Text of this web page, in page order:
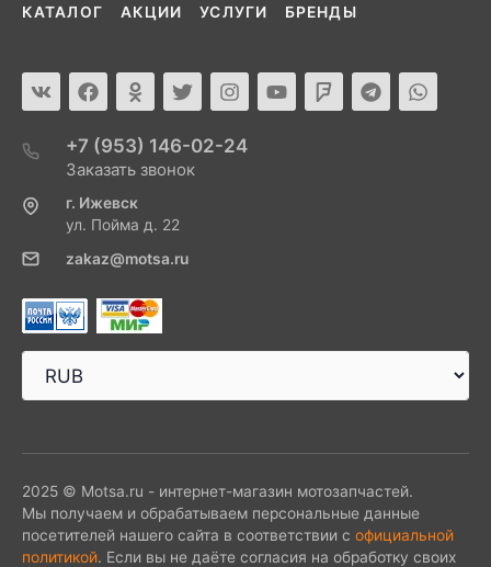
КАТАЛОГ АКЦИИ УСЛУГИ БРЕНДЫ
+7 (953) 146-02-24
Заказать звонок
г. Ижевск
ул. Пойма д. 22
zakaz@motsa.ru
2025 © Motsa.ru - интернет-магазин мотозапчастей.
Мы получаем и обрабатываем персональные данные
посетителей нашего сайта в соответствии с официальной
политикой. Если вы не даёте согласия на обработку своих